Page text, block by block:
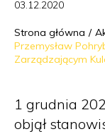
03.12.2020
Strona główna
Przemysław
Zarządzającym
1 grudnia
objął